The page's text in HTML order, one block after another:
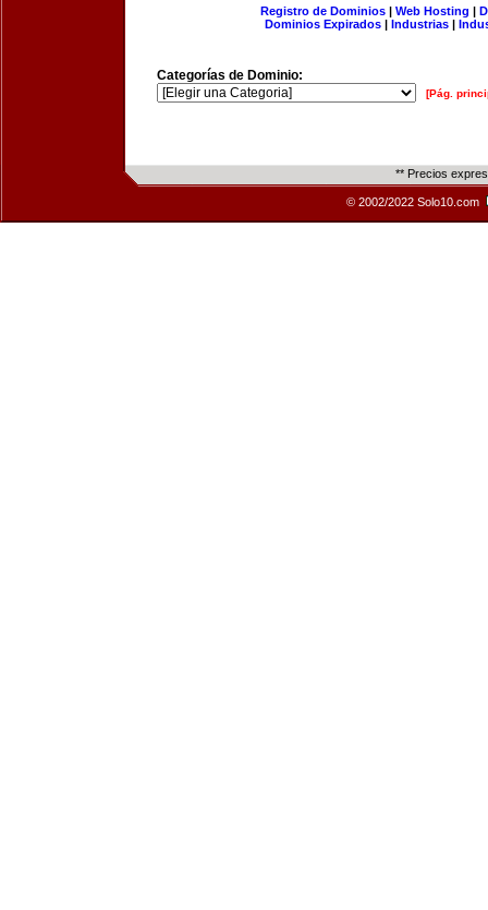
Registro de Dominios| Web Hosting |
Dominios Expirados | Industrias |
Categorías de Dominio:
[Pág.
** Precios
© 2002/2022 Solo10.com